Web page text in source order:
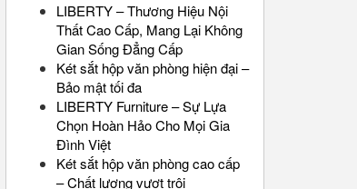
LIBERTY – Thương Hiệu Nội
Thất Cao Cấp, Mang Lại Không
Gian Sống Đẳng Cấp
Két sắt hộp văn phòng hiện đại –
Bảo mật tối đa
LIBERTY Furniture – Sự Lựa
Chọn Hoàn Hảo Cho Mọi Gia
Đình Việt
Két sắt hộp văn phòng cao cấp
– Chất lượng vượt trội